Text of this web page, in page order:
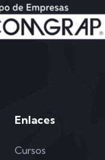
Enlaces
Cursos